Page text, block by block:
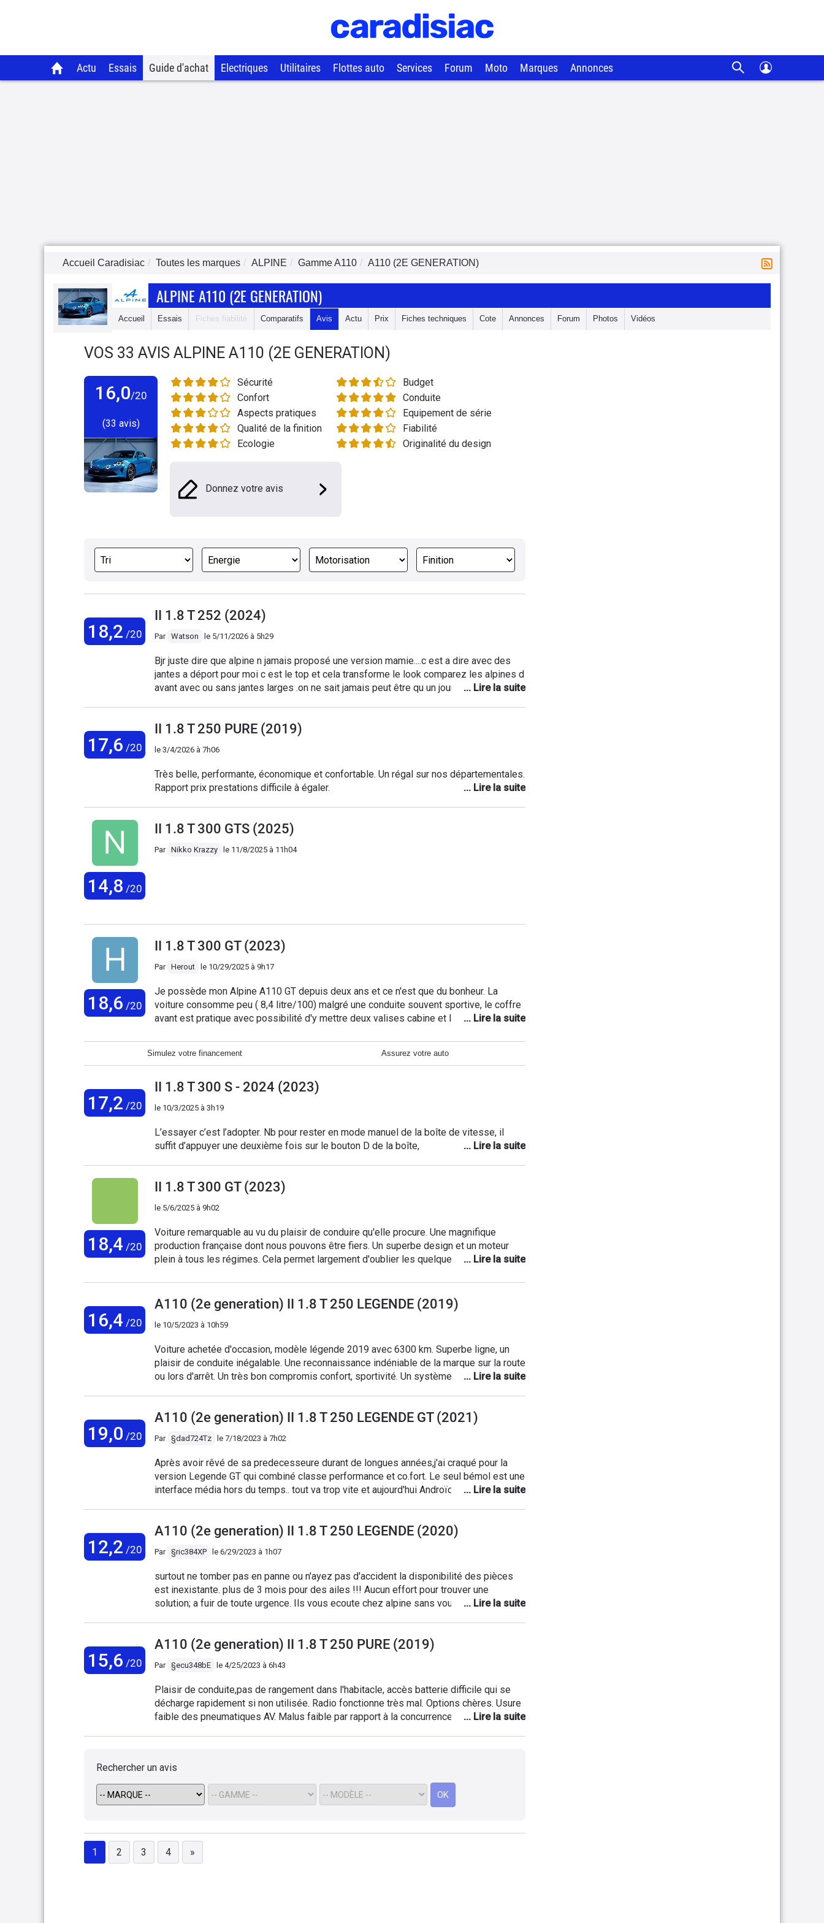
Actu Essais Guide d'achat Electriques Utilitaires Flottes auto Services Forum Moto Marques Annonces
Accueil Caradisiac Toutes les marques ALPINE GammeA110 A110 (2E GENERATION)
ALPINE A110 (2E GENERATION)
Accueil Essais Fiches fiabilité Comparatifs Avis Actu Prix Fiches techniques Cote Annonces Forum Photos Vidéos
VOS 33 AVIS ALPINE A110 (2E GENERATION)
16,0/20
(33 avis)
Sécurité
Budget
Confort
Conduite
Aspects pratiques
Equipement de série
Qualité de la finition
Fiabilité
Ecologie
Originalité du design
Donnez votre avis
18,2 /20
II 1.8 T 252 (2024)
Par Watson le 5/11/2026 à 5h29
Bjr juste dire que alpine n jamais proposé une version mamie....c est a dire avec des
jantes a déport pour moi c est le top et cela transforme le look comparez les alpines d
avant avec ou sans jantes larges .on ne sait jamais peut être qu un jour je verrais cela .
17,6 /20
II 1.8 T 250 PURE (2019)
le 3/4/2026 à 7h06
Très belle, performante, économique et confortable. Un régal sur nos départementales.
Rapport prix prestations difficile à égaler.
14,8 /20
II 1.8 T 300 GTS (2025)
Par Nikko Krazzy le 11/8/2025 à 11h04
18,6 /20
II 1.8 T 300 GT (2023)
Par Herout le 10/29/2025 à 9h17
Je possède mon Alpine A110 GT depuis deux ans et ce n'est que du bonheur. La
voiture consomme peu ( 8,4 litre/100) malgré une conduite souvent sportive, le coffre
avant est pratique avec possibilité d'y mettre deux valises cabine et le confort général
euros. ( très raisonnable pour une telle voiture de sport. Si c'était à refaire, je rachèterai
une A110. Merci Alpine.
Simulez votre financement Assurez votre auto
17,2 /20
II 1.8 T 300 S - 2024 (2023)
le 10/3/2025 à 3h19
L’essayer c’est l’adopter. Nb pour rester en mode manuel de la boîte de vitesse, il
suffit d’appuyer une deuxième fois sur le bouton D de la boîte,
18,4 /20
II 1.8 T 300 GT (2023)
le 5/6/2025 à 9h02
Voiture remarquable au vu du plaisir de conduire qu'elle procure. Une magnifique
production française dont nous pouvons être fiers. Un superbe design et un moteur
plein à tous les régimes. Cela permet largement d'oublier les quelques lacunes, sur
16,4 /20
A110 (2e generation) II 1.8 T 250 LEGENDE (2019)
le 10/5/2023 à 10h59
Voiture achetée d'occasion, modèle légende 2019 avec 6300 km. Superbe ligne, un
plaisir de conduite inégalable. Une reconnaissance indéniable de la marque sur la route
ou lors d'arrêt. Un très bon compromis confort, sportivité. Un système multi média,
en Bluetooth d'une application musicale par l'intermédiaire d'un smartphone.
les limitations de vitesse (pas toujours facile).
19,0 /20
A110 (2e generation) II 1.8 T 250 LEGENDE GT (2021)
Par §dad724Tz le 7/18/2023 à 7h02
Après avoir rêvé de sa predecesseure durant de longues années,j'ai craqué pour la
version Legende GT qui combiné classe performance et co.fort. Le seul bémol est une
interface média hors du temps.. tout va trop vite et aujourd'hui Androïd Auto n'est pas
charge par la garantie avec une assistance REMARQUABLE. Un bonheur total à chaque
12,2 /20
A110 (2e generation) II 1.8 T 250 LEGENDE (2020)
Par §ric384XP le 6/29/2023 à 1h07
surtout ne tomber pas en panne ou n'ayez pas d'accident la disponibilité des pièces
est inexistante. plus de 3 mois pour des ailes !!! Aucun effort pour trouver une
solution; a fuir de toute urgence. Ils vous ecoute chez alpine sans vous proposer quoi
15,6 /20
A110 (2e generation) II 1.8 T 250 PURE (2019)
Par §ecu348bE le 4/25/2023 à 6h43
Plaisir de conduite,pas de rangement dans l'habitacle, accès batterie difficile qui se
décharge rapidement si non utilisée. Radio fonctionne très mal. Options chères. Usure
faible des pneumatiques AV. Malus faible par rapport à la concurrence. Confort
Rechercher un avis
OK
1 2 3 4 »